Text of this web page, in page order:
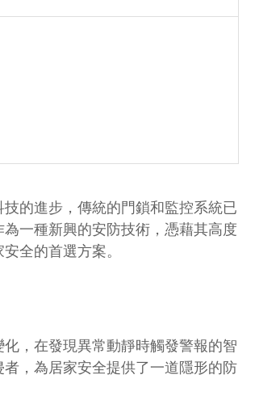
的進步，傳統的門鎖和監控系統已
一種新興的安防技術，憑藉其高度
全的首選方案。
，在發現異常動靜時觸發警報的智
，為居家安全提供了一道隱形的防